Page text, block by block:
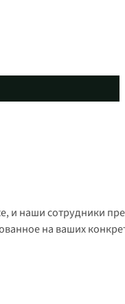
и наши сотрудники
на ваших